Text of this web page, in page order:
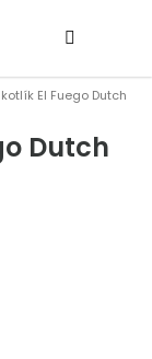
El Fuego Dutch
Dutch